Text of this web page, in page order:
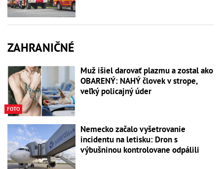
ZAHRANIČNÉ
FOTO
Muž išiel darovať plazmu a zostal ako
OBARENÝ: NAHÝ človek v strope,
veľký policajný úder
Nemecko začalo vyšetrovanie
incidentu na letisku: Dron s
výbušninou kontrolovane odpálili